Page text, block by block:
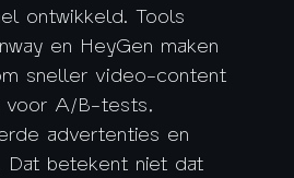
ontwikkeld. Tools
en HeyGen maken
sneller video-content
voor A/B-tests,
advertenties en
Dat betekent niet dat